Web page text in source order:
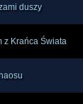
duszy
z Krańca Świata